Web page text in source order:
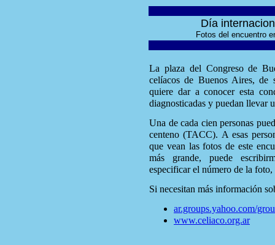
Día
Fotos del encuentro
La plaza del Congreso de
celíacos de Buenos Aires, de
quiere dar a conocer esta
diagnosticadas y puedan llevar
Una de cada cien personas
centeno (TACC). A esas
que vean las fotos de este
más grande, puede
especificar el número de la foto,
Si necesitan más información
ar.groups.yahoo.com/
www.celiaco.org.ar